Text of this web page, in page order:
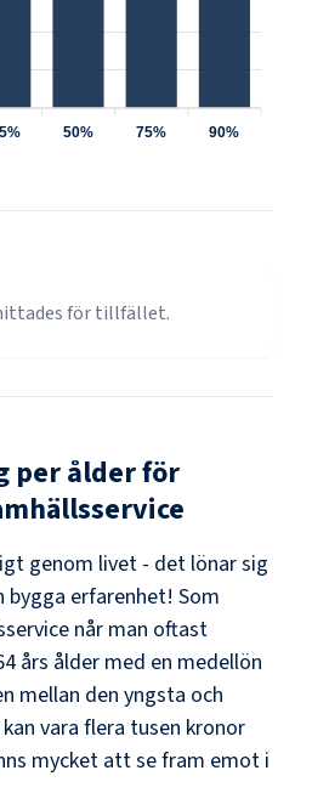
50% 75% 90%
för tillfället.
per ålder för
genom livet - det lönar sig
erfarenhet! Som
når man oftast
års ålder med en medellön
mellan den yngsta och
vara flera tusen kronor
mycket att se fram emot i